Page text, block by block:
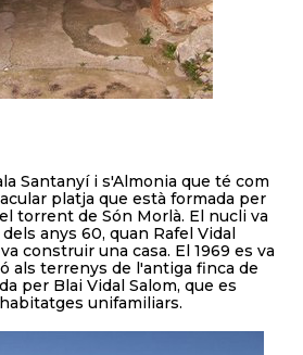
Santanyí i s'Almonia que té com
platja que està formada per
torrent de Són Morlà. El nucli va
anys 60, quan Rafel Vidal
construir una casa. El 1969 es va
als terrenys de l'antiga finca de
per Blai Vidal Salom, que es
unifamiliars.